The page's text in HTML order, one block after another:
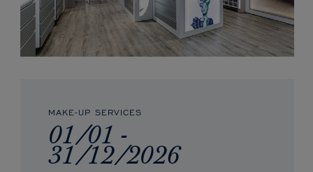
MAKE-UP SERVICES
01/01 -
31/12/2026